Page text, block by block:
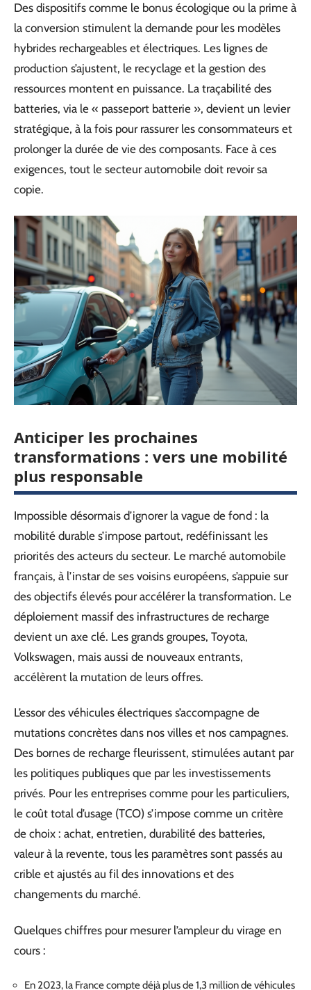
Des dispositifs comme le bonus écologique ou la prime à
la conversion stimulent la demande pour les modèles
hybrides rechargeables et électriques. Les lignes de
production s’ajustent, le recyclage et la gestion des
ressources montent en puissance. La traçabilité des
batteries, via le « passeport batterie », devient un levier
stratégique, à la fois pour rassurer les consommateurs et
prolonger la durée de vie des composants. Face à ces
exigences, tout le secteur automobile doit revoir sa
copie.
Anticiper les prochaines
transformations : vers une mobilité
plus responsable
Impossible désormais d’ignorer la vague de fond : la
mobilité durable s’impose partout, redéfinissant les
priorités des acteurs du secteur. Le marché automobile
français, à l’instar de ses voisins européens, s’appuie sur
des objectifs élevés pour accélérer la transformation. Le
déploiement massif des infrastructures de recharge
devient un axe clé. Les grands groupes, Toyota,
Volkswagen, mais aussi de nouveaux entrants,
accélèrent la mutation de leurs offres.
L’essor des véhicules électriques s’accompagne de
mutations concrètes dans nos villes et nos campagnes.
Des bornes de recharge fleurissent, stimulées autant par
les politiques publiques que par les investissements
privés. Pour les entreprises comme pour les particuliers,
le coût total d’usage (TCO) s’impose comme un critère
de choix : achat, entretien, durabilité des batteries,
valeur à la revente, tous les paramètres sont passés au
crible et ajustés au fil des innovations et des
changements du marché.
Quelques chiffres pour mesurer l’ampleur du virage en
cours :
En 2023, la France compte déjà plus de 1,3 million de véhicules